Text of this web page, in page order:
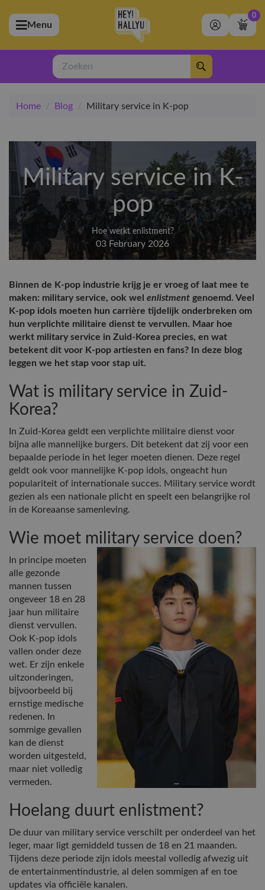
(Artiesten)
(Merchandise)
(Exclusive)
Menu
0
Zoeken
Home / Blog / Military service in K-pop
Military service in K-
pop
Hoe werkt enlistment?
03 February 2026
Binnen de K-pop industrie krijg je er vroeg of laat mee te
maken: military service, ook wel enlistment genoemd. Veel
K-pop idols moeten hun carrière tijdelijk onderbreken om
hun verplichte militaire dienst te vervullen. Maar hoe
werkt military service in Zuid-Korea precies, en wat
betekent dit voor K-pop artiesten en fans? In deze blog
leggen we het stap voor stap uit.
Wat is military service in Zuid-
Korea?
In Zuid-Korea geldt een verplichte militaire dienst voor
bijna alle mannelijke burgers. Dit betekent dat zij voor een
bepaalde periode in het leger moeten dienen. Deze regel
geldt ook voor mannelijke K-pop idols, ongeacht hun
populariteit of internationale succes. Military service wordt
gezien als een nationale plicht en speelt een belangrijke rol
in de Koreaanse samenleving.
Wie moet military service doen?
In principe moeten
alle gezonde
mannen tussen
ongeveer 18 en 28
jaar hun militaire
dienst vervullen.
Ook K-pop idols
vallen onder deze
wet. Er zijn enkele
uitzonderingen,
bijvoorbeeld bij
ernstige medische
redenen. In
sommige gevallen
kan de dienst
worden uitgesteld,
maar niet volledig
vermeden.
Hoelang duurt enlistment?
De duur van military service verschilt per onderdeel van het
leger, maar ligt gemiddeld tussen de 18 en 21 maanden.
Tijdens deze periode zijn idols meestal volledig afwezig uit
de entertainmentindustrie, al delen sommigen af en toe
updates via officiële kanalen.